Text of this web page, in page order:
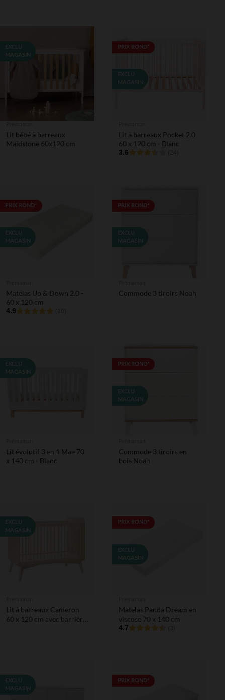
EXCLU
MAGASIN
Lit bébé à barreaux
Maidstone 60x120 cm
PRIX ROND*
EXCLU
MAGASIN
Lit à barreaux Pocket 2.0
60 x 120 cm - Blanc
3.6
PRIX ROND*
EXCLU
MAGASIN
Matelas Up & Down 2.0 -
60 x 120 cm
4.9
PRIX ROND*
EXCLU
MAGASIN
Commode 3 tiroirs Noah
EXCLU
MAGASIN
Lit évolutif 3 en 1 Mae 70
x 140 cm - Blanc
PRIX ROND*
EXCLU
MAGASIN
Commode 3 tiroirs en
bois Noah
EXCLU
MAGASIN
Lit à barreaux Cameron
60 x 120 cm avec barrière
PRIX ROND*
EXCLU
MAGASIN
Matelas Panda Dream en
viscose 70 x 140 cm
4.7
EXCLU
MAGASIN
PRIX ROND*